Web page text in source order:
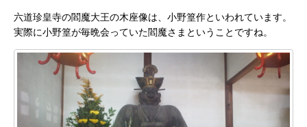
六道珍皇寺の閻魔大王の木座像は、小野篁作といわれています。
実際に小野篁が毎晩会っていた閻魔さまということですね。